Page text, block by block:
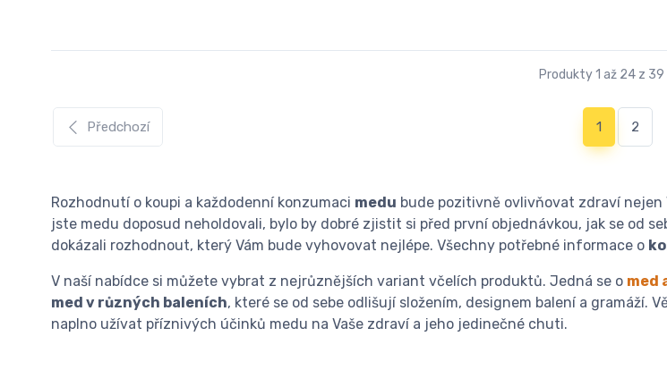
Produkty 1 až 24 z 39
Předchozí 1(current)
2
Rozhodnutí o koupi a každodenní konzumaci medu bude pozitivně ovlivňovat zdraví nejen
jste medu doposud neholdovali, bylo by dobré zjistit si před první objednávkou, jak se od
dokázali rozhodnout, který Vám bude vyhovovat nejlépe. Všechny potřebné informace o
V naší nabídce si můžete vybrat z nejrůznějších variant včelích produktů. Jedná se o med
med v různých baleních, které se od sebe odlišují složením, designem balení a gramáží.
naplno užívat příznivých účinků medu na Vaše zdraví a jeho jedinečné chuti.